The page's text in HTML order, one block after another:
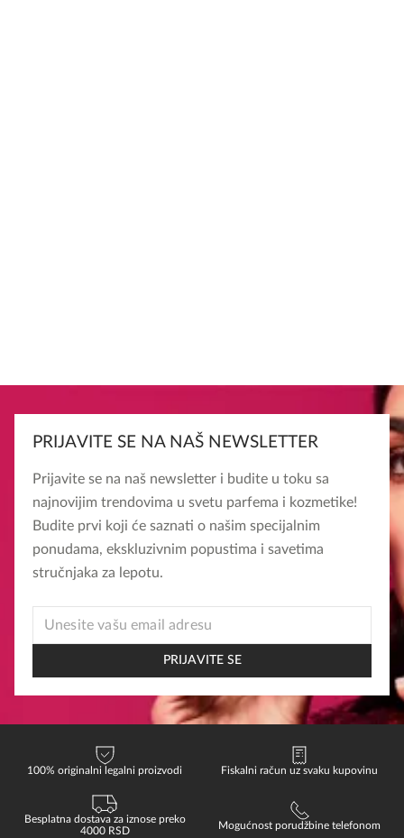
PRIJAVITE SE NA NAŠ NEWSLETTER
Prijavite se na naš newsletter i budite u toku sa
najnovijim trendovima u svetu parfema i kozmetike!
Budite prvi koji će saznati o našim specijalnim
ponudama, ekskluzivnim popustima i savetima
stručnjaka za lepotu.
EMAIL
PRIJAVITE SE
100% originalni legalni proizvodi Fiskalni račun uz svaku kupovinu
Besplatna dostava za iznose preko
4000 RSD
Mogućnost porudžbine telefonom